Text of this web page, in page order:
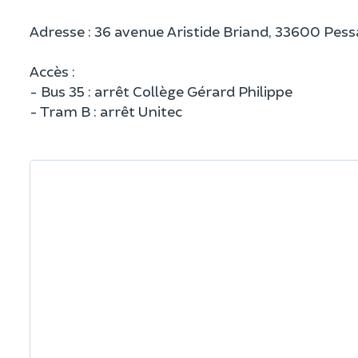
Adresse : 36 avenue Aristide Briand, 33600
Accès :
- Bus 35 : arrêt Collège Gérard Philippe
- Tram B : arrêt Unitec